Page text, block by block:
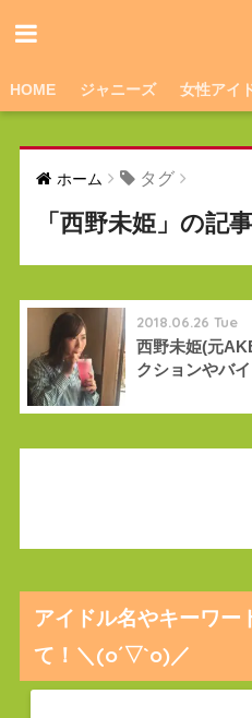
HOME ジャニーズ 女性アイ
ホーム タグ
「西野未姫」の記
2018.06.26 Tue
西野未姫(元
クションやバ
アイドル名やキーワー
て！＼(o´▽`o)／